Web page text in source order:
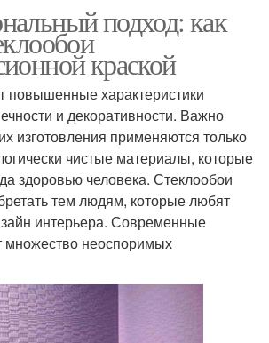
подход: как
краской
повышенные характеристики
и декоративности. Важно
изготовления применяются только
чистые материалы, которые
здоровью человека. Стеклообои
тем людям, которые любят
интерьера. Современные
множество неоспоримых